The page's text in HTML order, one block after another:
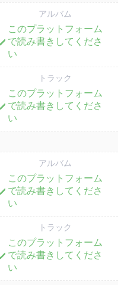
アルバム
このプラットフォーム
で読み書きしてくださ
い
トラック
このプラットフォーム
で読み書きしてくださ
い
アルバム
このプラットフォーム
で読み書きしてくださ
い
トラック
このプラットフォーム
で読み書きしてくださ
い